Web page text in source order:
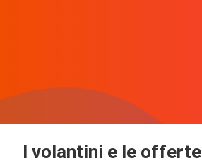
I volantini e le